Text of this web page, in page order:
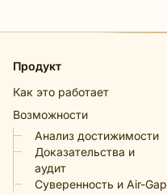
Продукт
Как это работает
Возможности
Анализ достижимости
Доказательства и
аудит
Суверенность и Air-Gap